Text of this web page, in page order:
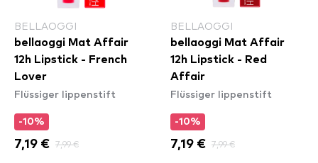
BELLAOGGI
bellaoggi Mat Affair
12h Lipstick - French
Lover
Flüssiger lippenstift
-10%
7,19 € 7,99 €
BELLAOGGI
bellaoggi Mat Affair
12h Lipstick - Red
Affair
Flüssiger lippenstift
-10%
7,19 € 7,99 €